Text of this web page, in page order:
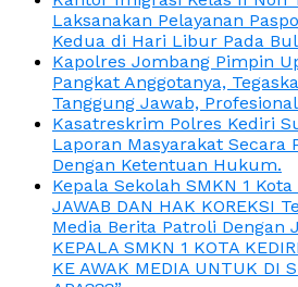
Laksanakan Pelayanan
Kedua di Hari Libur Pada
Kapolres Jombang Pimpin
Pangkat Anggotanya,
Tanggung Jawab,
Kasatreskrim Polres Kediri
Laporan Masyarakat Secara
Dengan Ketentuan Hukum.
Kepala Sekolah SMKN 1
JAWAB DAN HAK KOREKSI
Media Berita Patroli Dengan
KEPALA SMKN 1 KOTA
KE AWAK MEDIA UNTUK DI